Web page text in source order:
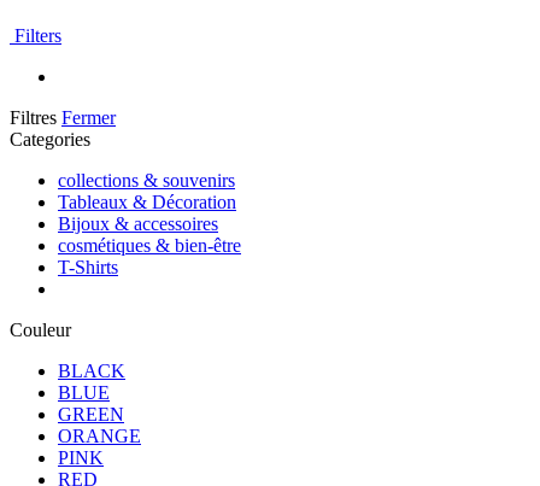
Filters
Filtres Fermer
Categories
collections & souvenirs
Tableaux & Décoration
Bijoux & accessoires
cosmétiques & bien-être
T-Shirts
Couleur
BLACK
BLUE
GREEN
ORANGE
PINK
RED